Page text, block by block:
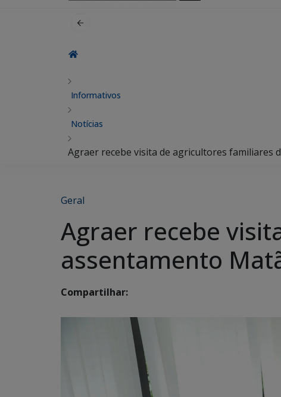
por:
Informativos
Notícias
Agraer recebe visita de agricultores familiares
Geral
Agraer recebe
assentamento
Compartilhar: